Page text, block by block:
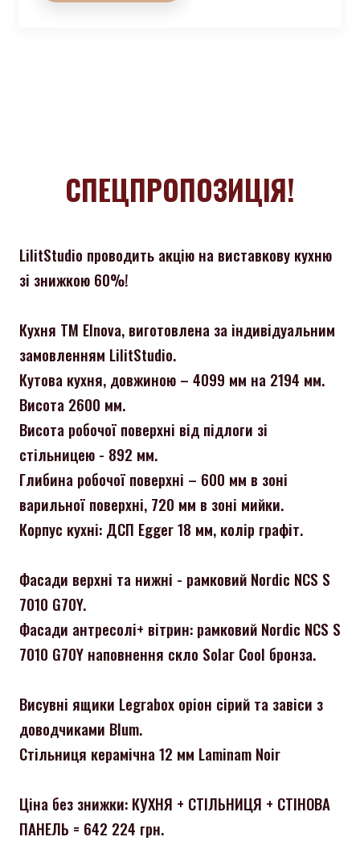
СПЕЦПРОПОЗИЦІЯ!
LilitStudio проводить акцію на виставкову кухню
зі знижкою 60%!
Кухня ТМ Elnova, виготовлена за індивідуальним
замовленням LilitStudio.
Кутова кухня, довжиною – 4099 мм на 2194 мм.
Висота 2600 мм.
Висота робочої поверхні від підлоги зі
стільницею - 892 мм.
Глибина робочої поверхні – 600 мм в зоні
варильної поверхні, 720 мм в зоні мийки.
Корпус кухні: ДСП Egger 18 мм, колір графіт.
Фасади верхні та нижні - рамковий Nordic NCS S
7010 G70Y.
Фасади антресолі+ вітрин: рамковий Nordic NCS S
7010 G70Y наповнення скло Solar Cool бронза.
Висувні ящики Legrabox оріон сірий та завіси з
доводчиками Blum.
Стільниця керамічна 12 мм Laminam Noir
Ціна без знижки: КУХНЯ + СТІЛЬНИЦЯ + СТІНОВА
ПАНЕЛЬ = 642 224 грн.